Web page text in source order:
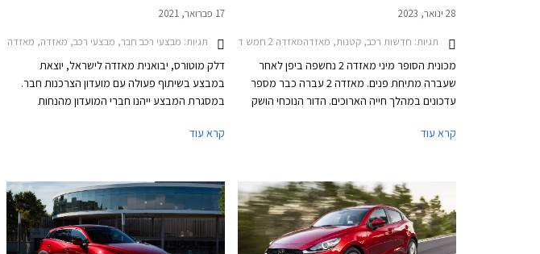
28 ינואר, 2023
תגיות: חדשות רכב, קטנות, מאזדהמאזדה 2 חמש דלתות 2020-2024
מכונית הסופר מיני מאזדה 2 נחשפה ביפן לאחר
שעברה מתיחת פנים. מאזדה 2 עברה כבר מספר
עדכונים במהלך חייה הארוכים. הדור הנוכחי הושק
המסירות בקטגוריית הסופר מיני והתברגה למקום
הרביעי ברשימת המכוניות הנמכרות ביותר בישראל.
ההישג התקבל בעיקר בזכות מלאי זמין וזכייה
במכרזי רכש של מנהל הרכב הממשלתי.
קרא עוד
17 פברואר, 2021
תגיות: מבצעי רכב חבר, מבצעי רכב, מאזדה, מאזדה 2 חמש דלתות 2020-2024, מאזדה 3 2019-2026, מאזדה 3 האצ'בק 2019-2026, מאזדה 6 סדאן 2019-2024, מאזדה CX-3 2019-2025, מאזדה CX-5 2017-2022, מאזדה CX-30 2019-2024מבצע מאזדה חבר פברואר 2021
דלק מוטורס, יבואנית מאזדה לישראל, יוצאת
במבצע בשיתוף פעולה עם מועדון הצרכנות חבר.
במסגרת המבצע ייהנו חברי המועדון מהנחות
יתקיים בכל אולמות התצוגה של מאזדה בין
התאריכים 19.02.2021-19.03.2021.
קרא עוד